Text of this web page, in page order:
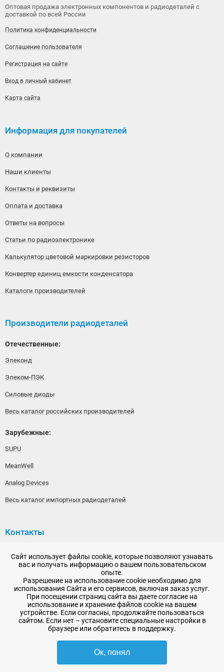
Оптовая продажа электронных компонентов и радиодеталей с
доставкой по всей России
Политика конфиденциальности
Соглашение пользователя
Регистрация на сайте
Вход в личный кабинет
Карта сайта
Информация для покупателей
О компании
Наши клиенты
Контакты и реквизиты
Оплата и доставка
Ответы на вопросы
Статьи по радиоэлектронике
Калькулятор цветовой маркировки резисторов
Конвертер единиц емкости конденсатора
Каталоги производителей
Производители радиодеталей
Отечественные:
Элеконд
Элеком-ПЭК
Силовые диоды
Весь каталог российских производителей
Зарубежные:
SUPU
MeanWell
Analog Devices
Весь каталог импортных радиодеталей
Контакты
192148, г. Санкт-Петербург, Железнодорожный проспект,
дом 36
+7 (812) 565-06-52
Время работы: пн-пт, 10:00 - 18:00
E-mail:sale@radioelementy.ru
2007 - 2026, ООО «РадиоЭлемент» © сайт носит информационный характер
Сайт использует файлы cookie, которые позволяют узнавать
вас и получать информацию о вашем пользовательском
опыте.
Разрешение на использование cookie необходимо для
использования Сайта и его сервисов, включая заказ услуг.
При посещении страниц сайта вы даете согласие на
использование и хранение файлов cookie на вашем
устройстве. Если согласны, продолжайте пользоваться
сайтом. Если нет – установите специальные настройки в
браузере или обратитесь в поддержку.
Ок, понял